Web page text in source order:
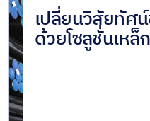
เปลี่ยนวิสัยทัศ
ด้วยโซลูชั่นเห